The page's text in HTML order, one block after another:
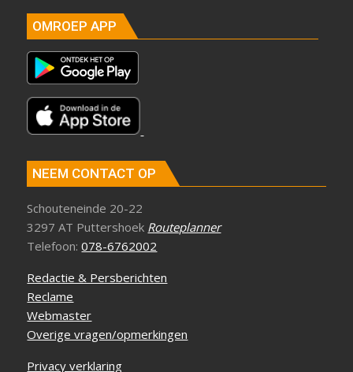
OMROEP APP
NEEM CONTACT OP
Schouteneinde 20-22
3297 AT Puttershoek Routeplanner
Telefoon:078-6762002
Redactie & Persberichten
Reclame
Webmaster
Overige vragen/opmerkingen
Privacy verklaring